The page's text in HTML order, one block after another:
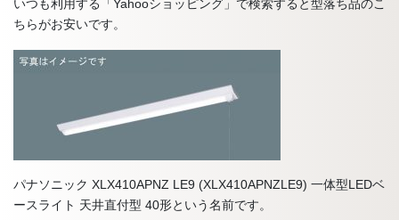
いつも利用する「Yahooショッピング」で検索すると型落ち品のこ
ちらがお安いです。
パナソニック XLX410APNZ LE9 (XLX410APNZLE9) 一体型LEDベ
ースライト 天井直付型 40形という名前です。